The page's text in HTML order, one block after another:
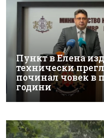
Пункт в Елена
технически
починал човек в
години